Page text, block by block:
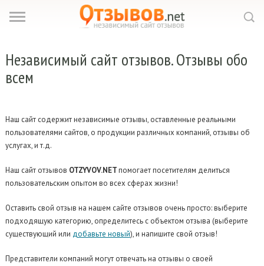
Независимый сайт отзывов.Отзывы обо
всем
Наш сайт содержит независимые отзывы, оставленные реальными
пользователями сайтов, о продукции различных компаний, отзывы об
услугах, и т.д.
Наш сайт отзывов OTZYVOV.NETпомогает посетителям делиться
пользовательским опытом во всех сферах жизни!
Оставить свой отзыв на нашем сайте отзывов очень просто: выберите
подходящую категорию, определитесь с объектом отзыва (выберите
существующий или добавьте новый), и напишите свой отзыв!
Представители компаний могут отвечать на отзывы о своей